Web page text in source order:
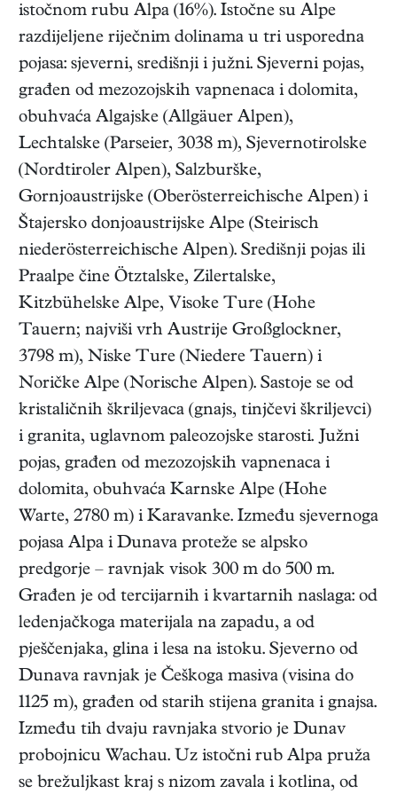
istočnom rubu Alpa (16%). Istočne su Alpe
razdijeljene riječnim dolinama u tri usporedna
pojasa: sjeverni, središnji i južni. Sjeverni pojas,
građen od mezozojskih vapnenaca i dolomita,
obuhvaća Algajske (Allgäuer Alpen),
Lechtalske (Parseier, 3038 m), Sjevernotirolske
(Nordtiroler Alpen), Salzburške,
Gornjoaustrijske (Oberösterreichische Alpen) i
Štajersko donjoaustrijske Alpe (Steirisch
niederösterreichische Alpen). Središnji pojas ili
Praalpe čine Ötztalske, Zilertalske,
Kitzbühelske Alpe, Visoke Ture (Hohe
Tauern; najviši vrh Austrije Großglockner,
3798 m), Niske Ture (Niedere Tauern) i
Noričke Alpe (Norische Alpen). Sastoje se od
kristaličnih škriljevaca (gnajs, tinjčevi škriljevci)
i granita, uglavnom paleozojske starosti. Južni
pojas, građen od mezozojskih vapnenaca i
dolomita, obuhvaća Karnske Alpe (Hohe
Warte, 2780 m) i Karavanke. Između sjevernoga
pojasa Alpa i Dunava proteže se alpsko
predgorje – ravnjak visok 300 m do 500 m.
Građen je od tercijarnih i kvartarnih naslaga: od
ledenjačkoga materijala na zapadu, a od
pješčenjaka, glina i lesa na istoku. Sjeverno od
Dunava ravnjak je Češkoga masiva (visina do
1125 m), građen od starih stijena granita i gnajsa.
Između tih dvaju ravnjaka stvorio je Dunav
probojnicu Wachau. Uz istočni rub Alpa pruža
se brežuljkast kraj s nizom zavala i kotlina, od